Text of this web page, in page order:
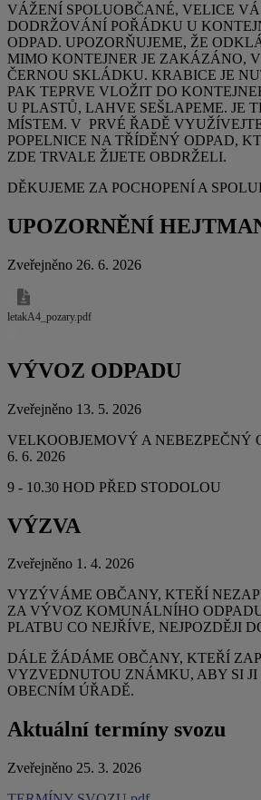
VÁŽENÍ SPOLUOBČANÉ, VELICE
DODRŽOVÁNÍ POŘÁDKU U
ODPAD. UPOZORŇUJEME, ŽE
MIMO KONTEJNER JE ZAKÁZÁNO,
ČERNOU SKLÁDKU. KRABICE JE
PAK TEPRVE VLOŽIT DO
U PLASTŮ, LAHVE SEŠLAPEME. JE
MÍSTEM. V PRVÉ ŘADĚ
POPELNICE NA TŘÍDĚNÝ ODPAD,
ZDE TRVALE ŽIJETE OBDRŽELI.
DĚKUJEME ZA POCHOPENÍ A
UPOZORNĚNÍ
Zveřejněno 26. 6. 2026
letakA4_pozary.pdf
VÝVOZ ODPADU
Zveřejněno 13. 5. 2026
VELKOOBJEMOVÝ A NEBEZPEČNÝ
6. 6. 2026
9 - 10.30 HOD PŘED STODOLOU
VÝZVA
Zveřejněno 1. 4. 2026
VYZÝVÁME OBČANY, KTEŘÍ
ZA VÝVOZ KOMUNÁLNÍHO
PLATBU CO NEJŘÍVE, NEJPOZDĚJI
DÁLE ŽÁDÁME OBČANY, KTEŘÍ
VYZVEDNUTOU ZNÁMKU, ABY SI
OBECNÍM ÚŘADĚ.
Aktuální termíny svozu
Zveřejněno 25. 3. 2026